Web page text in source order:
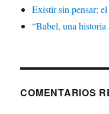
Existir sin pensar; el
“Babel, una
COMENTARIOS